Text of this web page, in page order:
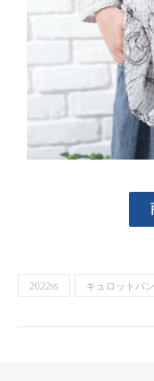
2022ss キュロットパ